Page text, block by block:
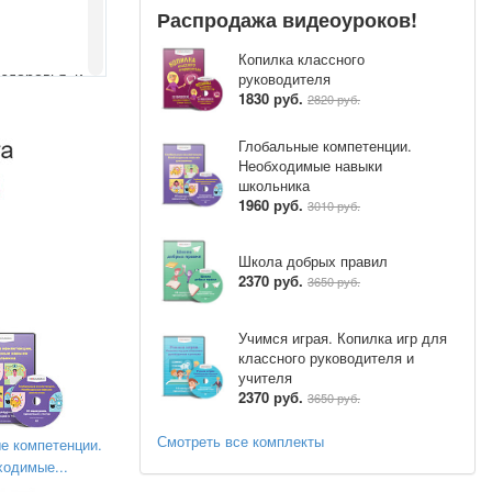
и
к
вы должны
От
компетенции.
Распродажа видеоуроков!
Копилка классного
руководителя
1830 руб. 2820 руб.
Глобальные компетенции.
Необходимые навыки
школьника
1960 руб. 3010 руб.
Школа добрых правил
2370 руб. 3650 руб.
Учимся играя. Копилка игр для
классного руководителя и
учителя
2370 руб. 3650 руб.
Смотреть все комплекты